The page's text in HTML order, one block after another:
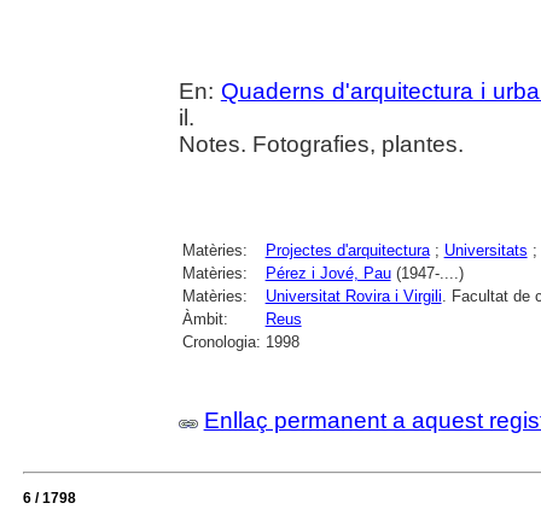
En: Quaderns d'arquitectura i
il.
Notes. Fotografies, plantes.
Matèries: Projectes d'arquitectura; Universitats ;
Matèries:
Pérez i Jové, Pau(1947-....)
Matèries:
Universitat Rovira i Virgili. Facultat de
Àmbit:
Reus
Cronologia: 1998
Enllaç permanent a aquest
6 / 1798